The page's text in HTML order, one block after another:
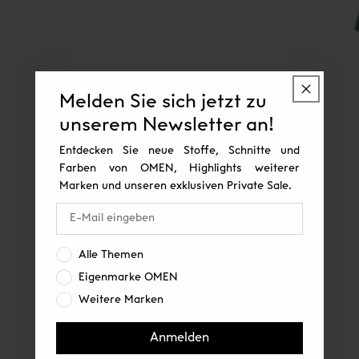
Melden Sie sich jetzt zu
unserem Newsletter an!
Entdecken Sie neue Stoffe, Schnitte und
Farben von OMEN, Highlights weiterer
Marken und unseren exklusiven Private Sale.
Interesse:
Alle Themen
Eigenmarke OMEN
Weitere Marken
Anmelden